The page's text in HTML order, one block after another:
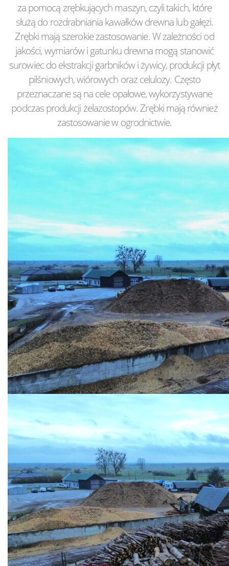
za pomocą zrębkujących maszyn, czyli takich, które
służą do rozdrabniania kawałków drewna lub gałęzi.
Zrębki mają szerokie zastosowanie. W zależności od
jakości, wymiarów i gatunku drewna mogą stanowić
surowiec do ekstrakcji garbników i żywicy, produkcji płyt
pilśniowych, wiórowych oraz celulozy. Często
przeznaczane są na cele opałowe, wykorzystywane
podczas produkcji żelazostopów. Zrębki mają również
zastosowanie w ogrodnictwie.